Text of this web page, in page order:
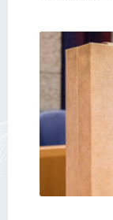
Lees
meer
over
Reactie
Partos
op
Miljoenennota
Nederland